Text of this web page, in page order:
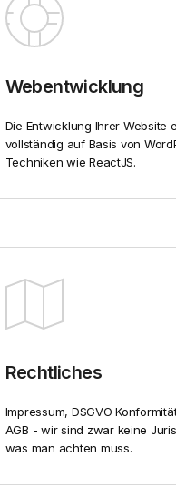
Webentwicklung
Die Entwicklung Ihrer Website
vollständig auf Basis von
Techniken wie ReactJS.
Rechtliches
Impressum, DSGVO
AGB - wir sind zwar keine
was man achten muss.